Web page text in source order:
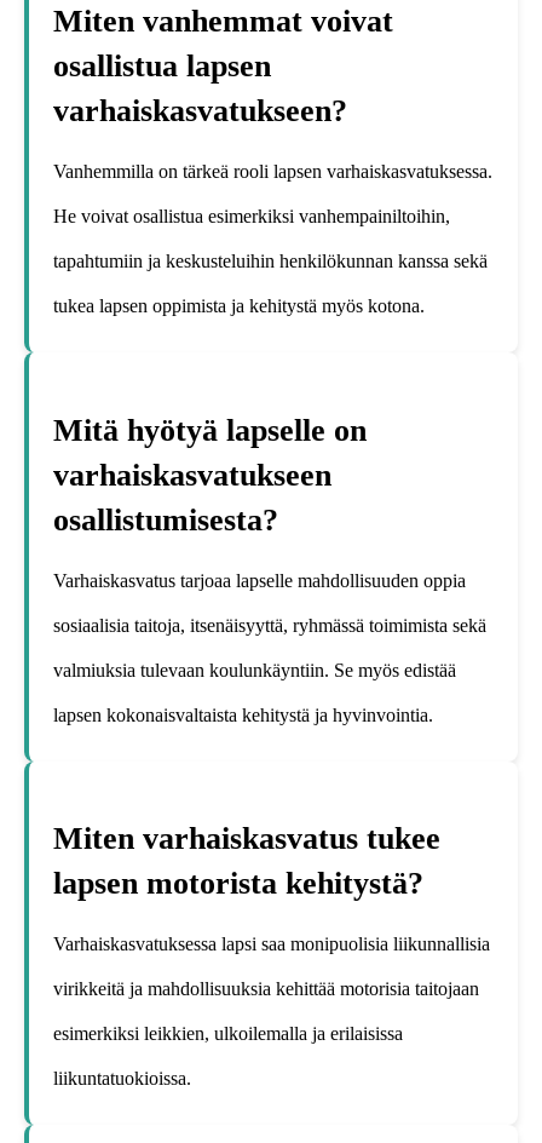
Miten vanhemmat voivat
osallistua lapsen
varhaiskasvatukseen?
Vanhemmilla on tärkeä rooli lapsen varhaiskasvatuksessa.
He voivat osallistua esimerkiksi vanhempainiltoihin,
tapahtumiin ja keskusteluihin henkilökunnan kanssa sekä
tukea lapsen oppimista ja kehitystä myös kotona.
Mitä hyötyä lapselle on
varhaiskasvatukseen
osallistumisesta?
Varhaiskasvatus tarjoaa lapselle mahdollisuuden oppia
sosiaalisia taitoja, itsenäisyyttä, ryhmässä toimimista sekä
valmiuksia tulevaan koulunkäyntiin. Se myös edistää
lapsen kokonaisvaltaista kehitystä ja hyvinvointia.
Miten varhaiskasvatus tukee
lapsen motorista kehitystä?
Varhaiskasvatuksessa lapsi saa monipuolisia liikunnallisia
virikkeitä ja mahdollisuuksia kehittää motorisia taitojaan
esimerkiksi leikkien, ulkoilemalla ja erilaisissa
liikuntatuokioissa.